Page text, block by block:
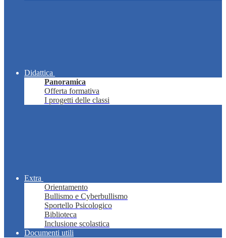
Didattica
Panoramica
Offerta formativa
I progetti delle classi
Extra
Orientamento
Bullismo e Cyberbullismo
Sportello Psicologico
Biblioteca
Inclusione scolastica
Documenti utili